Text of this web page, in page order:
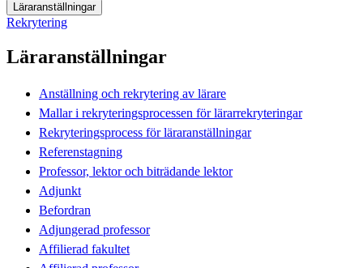
Läraranställningar
Rekrytering
Läraranställningar
Anställning och rekrytering av lärare
Mallar i rekryteringsprocessen för lärarrekryteringar
Rekryteringsprocess för läraranställningar
Referenstagning
Professor, lektor och biträdande lektor
Adjunkt
Befordran
Adjungerad professor
Affilierad fakultet